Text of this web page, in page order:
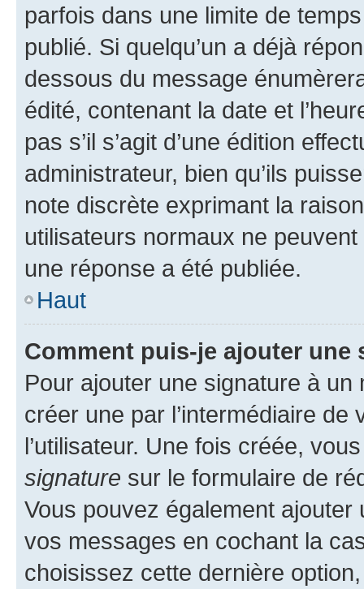
parfois dans une limite de
publié. Si quelqu’un a déjà
dessous du message
édité, contenant la date et
pas s’il s’agit d’une édition
administrateur, bien qu’ils
note discrète exprimant la
utilisateurs normaux ne
une réponse a été publiée.
Haut
Comment puis-je ajouter une
Pour ajouter une signature à un
créer une par l’intermédiaire
l’utilisateur. Une fois créée,
signature sur le formulaire de
Vous pouvez également
vos messages en cochant la
choisissez cette dernière